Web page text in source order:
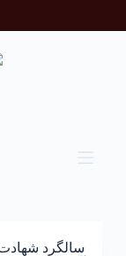
سالگرد